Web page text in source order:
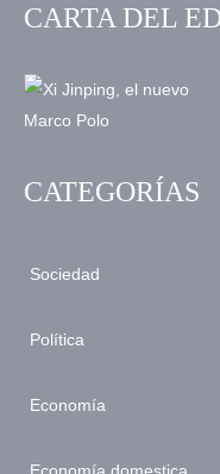
CARTA DEL
CATEGORÍAS
Sociedad
Política
Economía
Economía domestica